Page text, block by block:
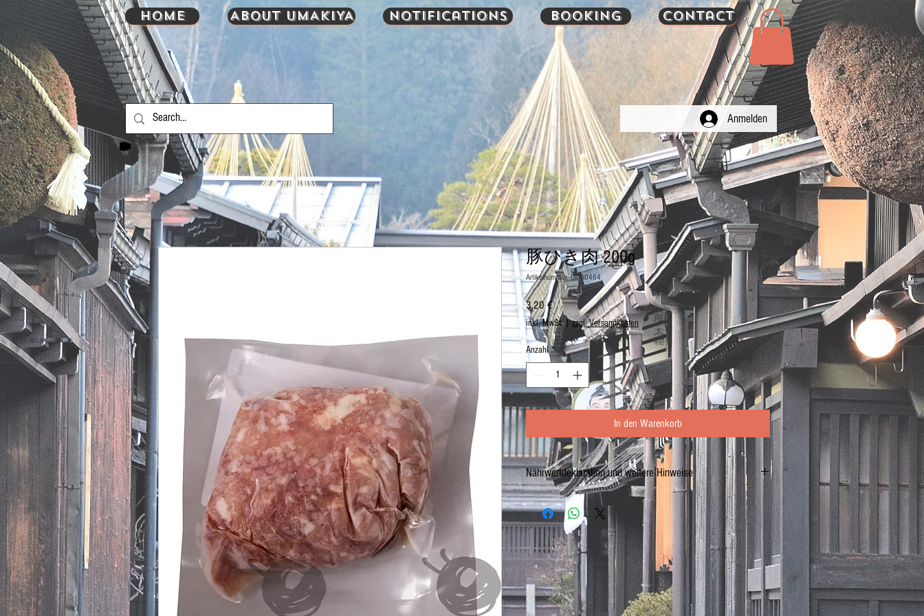
Anmelden
豚ひき肉 200g
Artikelnummer: UMA0464
3,20 €Preis
inkl. MwSt.|zzgl. Versandkosten
Anzahl *
In den Warenkorb
Nährwertdeklaration und weitere Hinweise
Schweinehackfleisch
Netto:200g
Zutaten: Schweinefleisch
Bei -18°C lagern.
Nach dem Auftauen nicht wieder einfrieren.
HOME About UMAKIYA Notifications Booking Contact